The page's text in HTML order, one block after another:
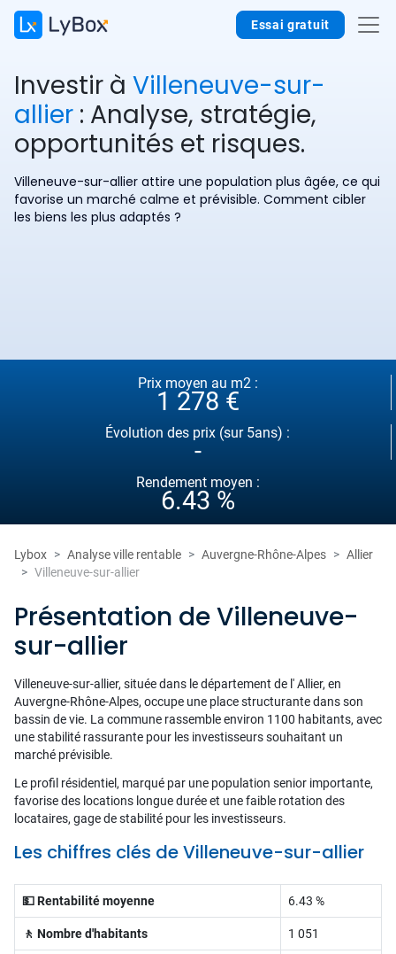
Essai gratuit
Investir à Villeneuve-sur-
allier : Analyse, stratégie,
opportunités et risques.
Villeneuve-sur-allier attire une population plus âgée, ce qui
favorise un marché calme et prévisible. Comment cibler
les biens les plus adaptés ?
Prix moyen au m2 :
1 278 €
Évolution des prix (sur 5ans) :
-
Rendement moyen :
6.43 %
Lybox Analyse ville rentable Auvergne-Rhône-Alpes
Allier
Villeneuve-sur-allier
Présentation de Villeneuve-
sur-allier
Villeneuve-sur-allier, située dans le département de l' Allier, en
Auvergne-Rhône-Alpes, occupe une place structurante dans son
bassin de vie. La commune rassemble environ 1100 habitants, avec
une stabilité rassurante pour les investisseurs souhaitant un
marché prévisible.
Le profil résidentiel, marqué par une population senior importante,
favorise des locations longue durée et une faible rotation des
locataires, gage de stabilité pour les investisseurs.
Les chiffres clés de Villeneuve-sur-allier
💵 Rentabilité moyenne 6.43 %
🚶 Nombre d'habitants 1 051